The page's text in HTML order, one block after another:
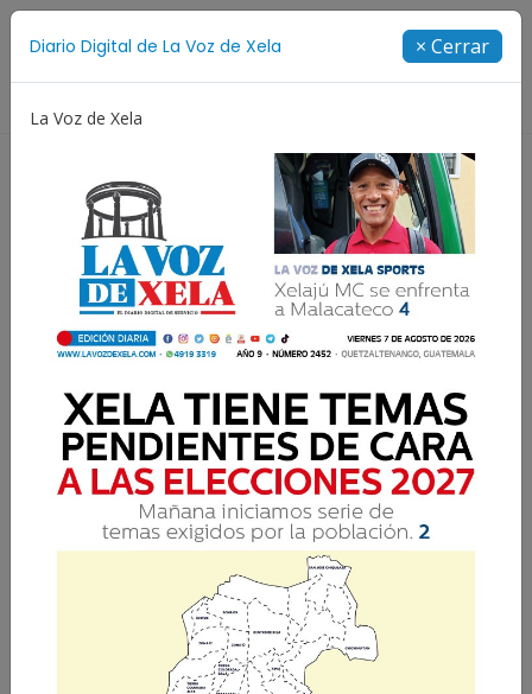
Diario Digital de La Voz de Xela × Cerrar
La Voz de Xela
Resultados para: La Voz de Xela Sports
NOS VEMOS ESTA NOCHE | COPA LA VOZ DE XELA
SPORTS CONTINÚA ESTA SEMANA